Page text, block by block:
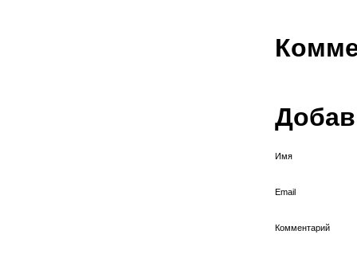
Имя
Email
Комментарий